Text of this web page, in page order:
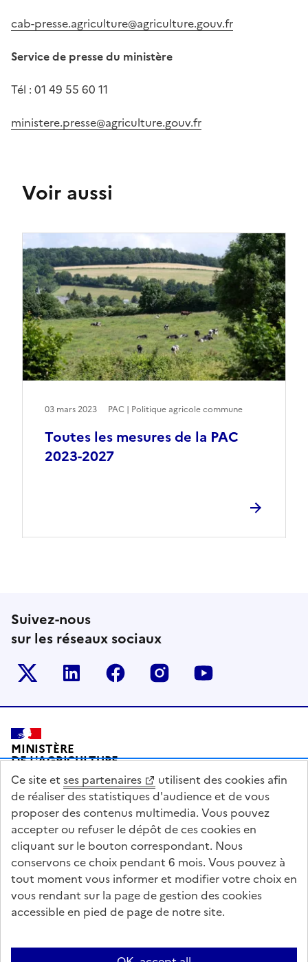
cab-presse.agriculture@agriculture.gouv.fr
Service de presse du ministère
Tél : 01 49 55 60 11
ministere.presse@agriculture.gouv.fr
Voir aussi
Toutes les mesures de la PAC
2023-2027
03 mars 2023 PAC | Politique agricole commune
Suivez-nous
sur les réseaux sociaux
Le ministère sur Twitter
Le ministère sur LinkedIn
Le ministère sur Facebook
Le ministère sur
Pied de page
MINISTÈRE
DE L'AGRICULTURE
DE L'AGRO-ALIMENTAIRE
ET DE LA SOUVERAINETÉ
ALIMENTAIRE
legifrance.gouv.fr
info.gouv.fr
service-public.gouv.fr
data.gouv.fr
Questions fréquentes / Contacts
Informations publiques
Ce site et ses partenaires
utilisent des cookies afin
de réaliser des statistiques d'audience et de vous
proposer des contenus multimedia. Vous pouvez
accepter ou refuser le dépôt de ces cookies en
cliquant sur le bouton correspondant. Nous
conservons ce choix pendant 6 mois. Vous pouvez à
tout moment vous informer et modifier votre choix en
vous rendant sur la page de gestion des cookies
accessible en pied de page de notre site.